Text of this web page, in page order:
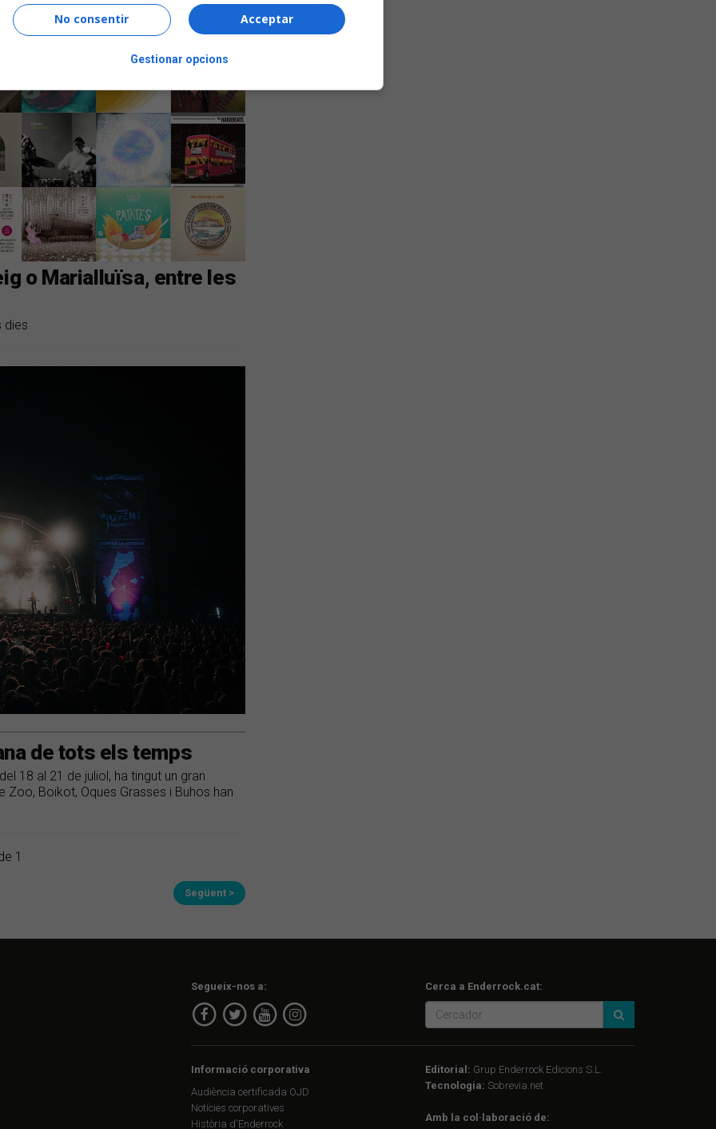
o Marialluïsa, entre les
dies
de tots els temps
18 al 21 de juliol, ha tingut un gran
Boikot, Oques Grasses i Buhos han
1
Següent >
Segueix-nos a: Cerca a Enderrock.cat:
Informació corporativa
Audiència certificada OJD
Notícies corporatives
Història d'Enderrock
Editorial: Grup Enderrock Edicions S.L.
Tecnologia: Sobrevia.net
Amb la col·laboració de:
Acceptar
No consentir
Gestionar opcions